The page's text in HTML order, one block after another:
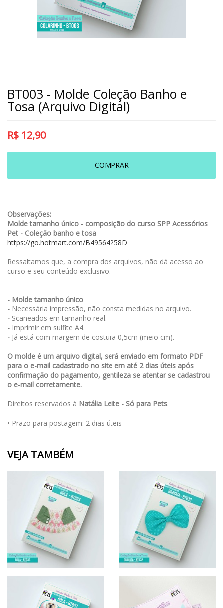
BT003 - Molde Coleção Banho e
Tosa (Arquivo Digital)
R$ 12,90
COMPRAR
Observações:
Molde tamanho único - composição do curso SPP Acessórios
Pet - Coleção banho e tosa
https://go.hotmart.com/B49564258D
Ressaltamos que, a compra dos arquivos, não dá acesso ao
curso e seu conteúdo exclusivo.
- Molde tamanho único
- Necessária impressão, não consta medidas no arquivo.
- Scaneados em tamanho real.
- Imprimir em sulfite A4.
- Já está com margem de costura 0,5cm (meio cm).
O molde é um arquivo digital, será enviado em formato PDF
para o e-mail cadastrado no site em até 2 dias úteis após
confirmação do pagamento, gentileza se atentar se cadastrou
o e-mail corretamente.
Direitos reservados à Natália Leite - Só para Pets.
• Prazo para postagem: 2 dias úteis
VEJA TAMBÉM